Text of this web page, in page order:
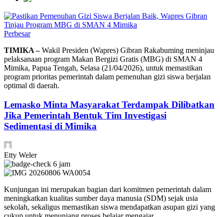
Perbesar
TIMIKA –Wakil Presiden (Wapres) Gibran Rakabuming meninjau
pelaksanaan program Makan Bergizi Gratis (MBG) di SMAN 4
Mimika, Papua Tengah, Selasa (21/04/2026), untuk memastikan
program prioritas pemerintah dalam pemenuhan gizi siswa berjalan
optimal di daerah.
Lemasko Minta Masyarakat Terdampak Dilibatkan
Jika Pemerintah Bentuk Tim Investigasi
Sedimentasi di Mimika
Etty Weler
6 jam
Kunjungan ini merupakan bagian dari komitmen pemerintah dalam
meningkatkan kualitas sumber daya manusia (SDM) sejak usia
sekolah, sekaligus memastikan siswa mendapatkan asupan gizi yang